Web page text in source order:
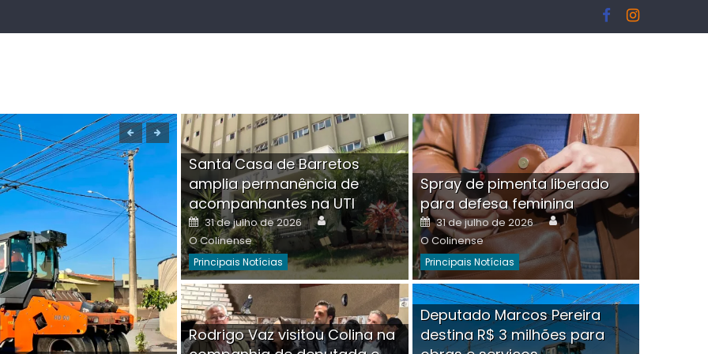
Boutique na Av. Ângelo Martins Tristão é
invadida por criminoso mascarado
Santa Casa de Barretos
amplia permanência de
acompanhantes na UTI
Posted
on
31 de julho de 2026 Author
O Colinense
Principais Notícias
Spray de pimenta liberado
para defesa feminina
Posted
on
31 de julho de 2026 Author
O Colinense
Principais Notícias
Rodrigo Vaz visitou Colina na
Deputado Marcos Pereira
destina R$ 3 milhões para